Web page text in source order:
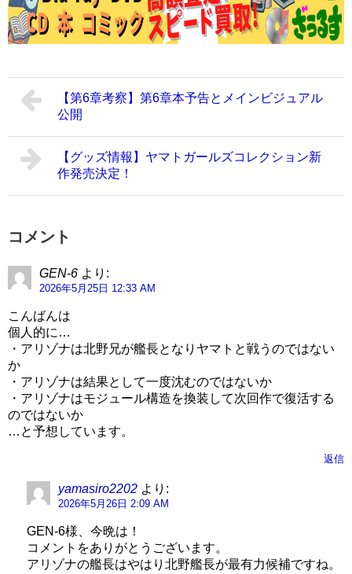
【第6章考察】第6章本予告とメインビジュアル
公開
【グッズ情報】ヤマトガールズコレクション新
作発売決定！
コメント
GEN-6 より:
2026年5月25日 12:33 AM
こんばんは
個人的に…
・アリゾナは北野兄が艦長となりヤマトと戦うのではない
か
・アリゾナは結果として一度沈むのではないか
・アリゾナはモジュール構造を換装して次回作で復活する
のではないか
…と予想しています。
返信
yamasiro2202 より:
2026年5月26日 2:09 AM
GEN-6様、今晩は！
コメントをありがとうございます。
アリゾナの艦長はやはり北野艦長が最有力候補ですね。